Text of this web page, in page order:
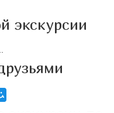
экскурсии